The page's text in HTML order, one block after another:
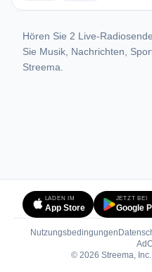
Hören Sie 2 Live-
Sie Musik, Nachrichten,
Streema.
LADEN IM
App Store
JETZT BEI
Google
Nutzungsbedingungen
© 2026 Streema,